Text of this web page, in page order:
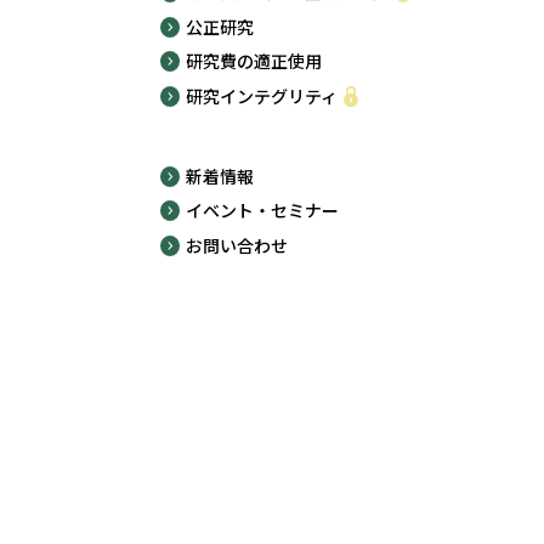
公正研究
研究費の適正使用
研究インテグリティ
新着情報
イベント・セミナー
お問い合わせ